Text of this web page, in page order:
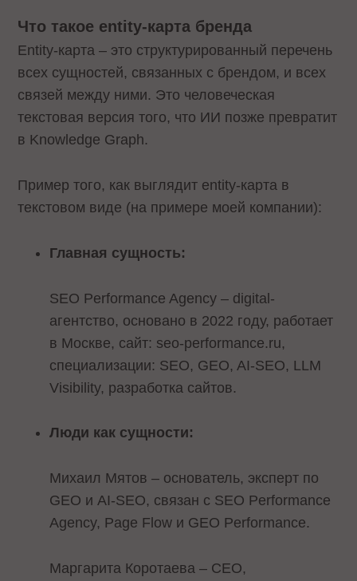
Что такое entity-карта бренда
Entity-карта – это структурированный перечень
всех сущностей, связанных с брендом, и всех
связей между ними. Это человеческая
текстовая версия того, что ИИ позже превратит
в Knowledge Graph.
Пример того, как выглядит entity-карта в
текстовом виде (на примере моей компании):
Главная сущность:
SEO Performance Agency – digital-
агентство, основано в 2022 году, работает
в Москве, сайт: seo-performance.ru,
специализации: SEO, GEO, AI-SEO, LLM
Visibility, разработка сайтов.
Люди как сущности:
Михаил Мятов – основатель, эксперт по
GEO и AI-SEO, связан с SEO Performance
Agency, Page Flow и GEO Performance.
Маргарита Коротаева – CEO,